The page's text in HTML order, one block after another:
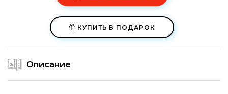
КУПИТЬ В ПОДАРОК
Описание